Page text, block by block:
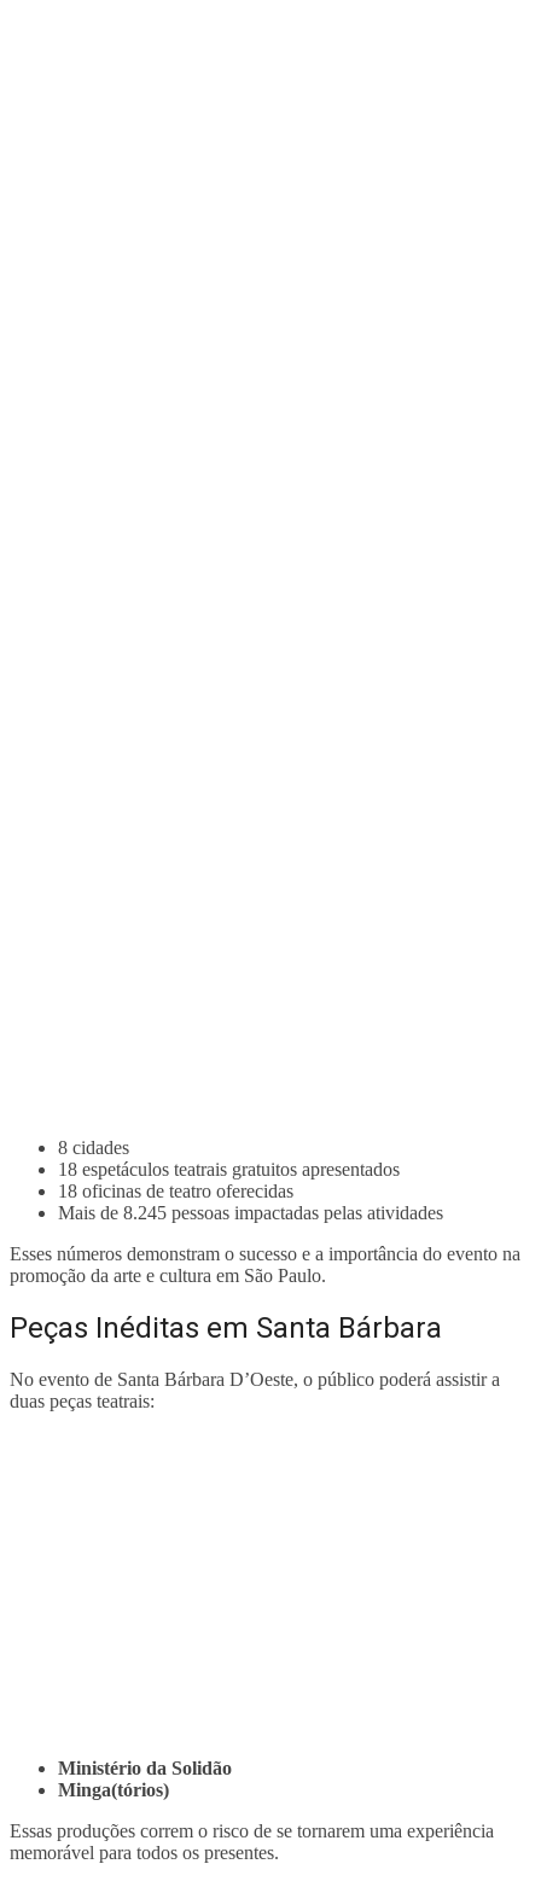
8 cidades
18 espetáculos teatrais gratuitos apresentados
18 oficinas de teatro oferecidas
Mais de 8.245 pessoas impactadas pelas atividades
Esses números demonstram o sucesso e a importância do evento na
promoção da arte e cultura em São Paulo.
Peças Inéditas em Santa Bárbara
No evento de Santa Bárbara D’Oeste, o público poderá assistir a
duas peças teatrais:
Ministério da Solidão
Minga(tórios)
Essas produções correm o risco de se tornarem uma experiência
memorável para todos os presentes.